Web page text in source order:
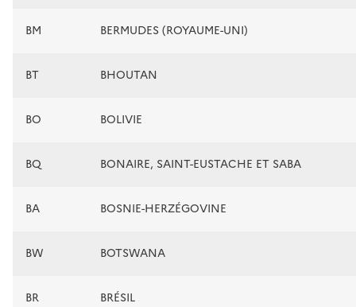
BM BERMUDES (ROYAUME-UNI)
BT BHOUTAN
BO BOLIVIE
BQ BONAIRE, SAINT-EUSTACHE ET SABA
BA BOSNIE-HERZÉGOVINE
BW BOTSWANA
BR BRÉSIL